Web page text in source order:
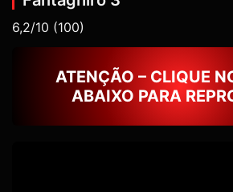
6,2/10 (100)
ATENÇÃO – CLIQUE
ABAIXO PARA